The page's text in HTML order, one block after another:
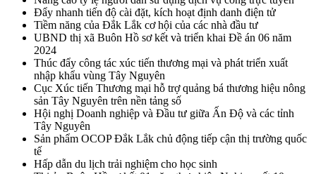
Đẩy nhanh tiến độ cài đặt, kích hoạt định danh điện tử
Tiềm năng của Đắk Lắk cơ hội của các nhà đầu tư
UBND thị xã Buôn Hồ sơ kết và triển khai Đề án 06 năm
2024
Thúc đẩy công tác xúc tiến thương mại và phát triển xuất
nhập khẩu vùng Tây Nguyên
Cục Xúc tiến Thương mại hỗ trợ quảng bá thương hiệu nông
sản Tây Nguyên trên nền tảng số
Hội nghị Doanh nghiệp và Đầu tư giữa Ấn Độ và các tỉnh
Tây Nguyên
Sản phẩm OCOP Đắk Lắk chủ động tiếp cận thị trường quốc
tế
Hấp dẫn du lịch trải nghiệm cho học sinh